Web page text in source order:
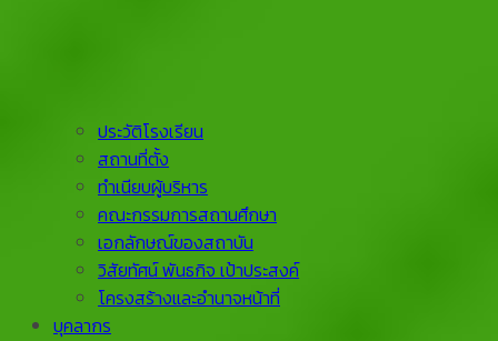
ประวัติโรงเรียน
สถานที่ตั้ง
ทำเนียบผู้บริหาร
คณะกรรมการสถานศึกษา
เอกลักษณ์ของสถาบัน
วิสัยทัศน์ พันธกิจ เป้าประสงค์
โครงสร้างและอำนาจหน้าที่
บุคลากร